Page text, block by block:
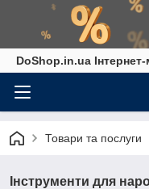
DoShop.in.ua Інтернет-
Товари та послуги
Інструменти для